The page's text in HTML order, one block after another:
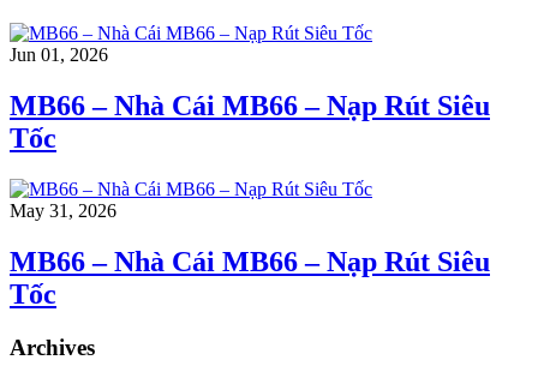
Jun 01, 2026
MB66 – Nhà Cái MB66 – Nạp Rút Siêu
Tốc
May 31, 2026
MB66 – Nhà Cái MB66 – Nạp Rút Siêu
Tốc
Archives